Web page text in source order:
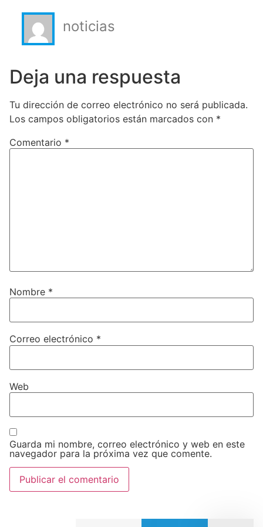
noticias
Deja una respuesta
Tu dirección de correo electrónico no será publicada.
Los campos obligatorios están marcados con *
Comentario *
Nombre *
Correo electrónico *
Web
Guarda mi nombre, correo electrónico y web en este
navegador para la próxima vez que comente.